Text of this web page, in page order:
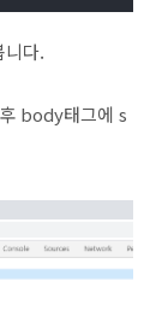
니다.
body태그에 s